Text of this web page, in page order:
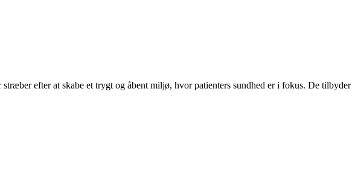
efter at skabe et trygt og åbent miljø, hvor patienters sundhed er i fokus. De tilbyder